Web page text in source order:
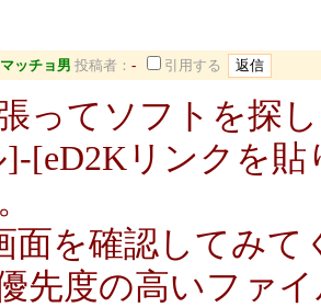
ッチョ男 投稿者： - 引用する
ってソフトを探
[eD2Kリンクを
面を確認してみて
先度の高いファ